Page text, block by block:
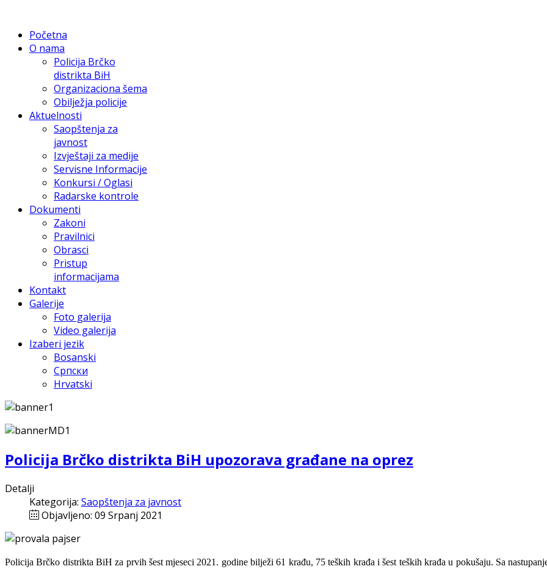
Početna
O nama
Policija Brčko
distrikta BiH
Organizaciona šema
Obilježja policije
Aktuelnosti
Saopštenja za
javnost
Izvještaji za medije
Servisne Informacije
Konkursi / Oglasi
Radarske kontrole
Dokumenti
Zakoni
Pravilnici
Obrasci
Pristup
informacijama
Kontakt
Galerije
Foto galerija
Video galerija
Izaberi jezik
Bosanski
Српски
Hrvatski
Policija Brčko distrikta BiH upozorava građane na oprez
Detalji
Kategorija: Saopštenja za javnost
Objavljeno: 09 Srpanj 2021
Policija Brčko distrikta BiH za prvih šest mjeseci 2021. godine bilježi 61 krađu, 75 teških krađa i šest teških krađa u pokušaju. Sa